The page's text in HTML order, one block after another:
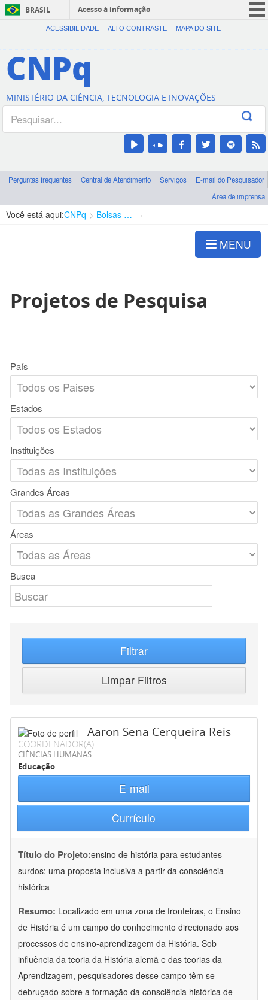
BRASIL
Acesso à informação
CORONAVÍRUS (COVID-19)
Canais
ACESSIBILIDADE ALTO CONTRASTE MAPA DO SITE
CNPq
MINISTÉRIO DA CIÊNCIA, TECNOLOGIA E INOVAÇÕES
Perguntas frequentes Central de Atendimento Serviços
E-mail do Pesquisador
Área de imprensa
Você está aqui:CNPq Bolsas e Auxílios Vigentes
MENU
Projetos de Pesquisa
País
Estados
Instituições
Grandes Áreas
Áreas
Busca
Filtrar
Limpar Filtros
Aaron Sena Cerqueira Reis
COORDENADOR(A)
CIÊNCIAS HUMANAS
Educação
E-mail
Currículo
Título do Projeto:ensino de história para estudantes
surdos: uma proposta inclusiva a partir da consciência
histórica
Resumo: Localizado em uma zona de fronteiras, o Ensino
de História é um campo do conhecimento direcionado aos
processos de ensino-aprendizagem da História. Sob
influência da teoria da História alemã e das teorias da
Aprendizagem, pesquisadores desse campo têm se
debruçado sobre a formação da consciência histórica de